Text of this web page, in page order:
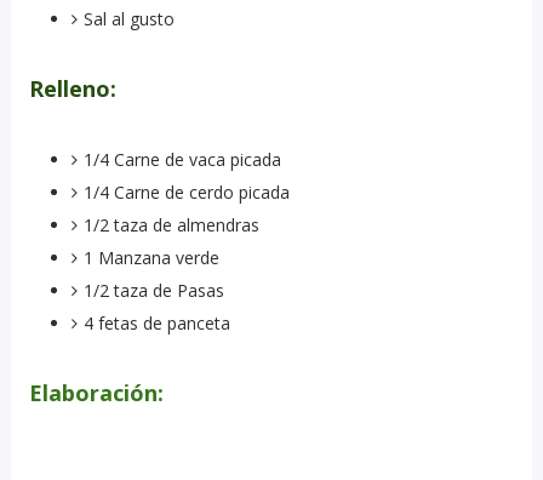
Sal al gusto
Relleno:
1/4 Carne de vaca picada
1/4 Carne de cerdo picada
1/2 taza de almendras
1 Manzana verde
1/2 taza de Pasas
4 fetas de panceta
Elaboración: